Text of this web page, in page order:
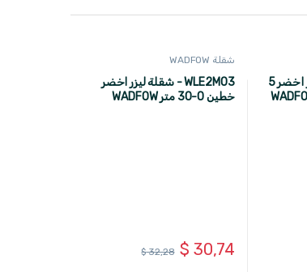
WLE2M05 - شقلة ليزر اخضر 5
شقلة WADFOW
WLE2M03 - شقلة ليزر اخضر
خطين 0-30 متر WADFOW
$ 30,74
$32,28